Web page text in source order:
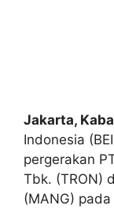
Jakarta,
Indonesia
pergerakan
Tbk. (TRON)
(MANG)